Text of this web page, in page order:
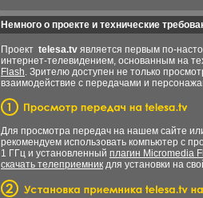
Немного о проекте и технические
Проект telesa.tv является первым по-
интернет-телевидением, основанным на
Flash. Зрителю доступен не только
взаимодействие с передачами и
Для просмотра передач на нашем сайте
рекомендуем использовать компьютер с
1 ГГц и установленный плагин Micromedia
скачать телеприемник для установки на